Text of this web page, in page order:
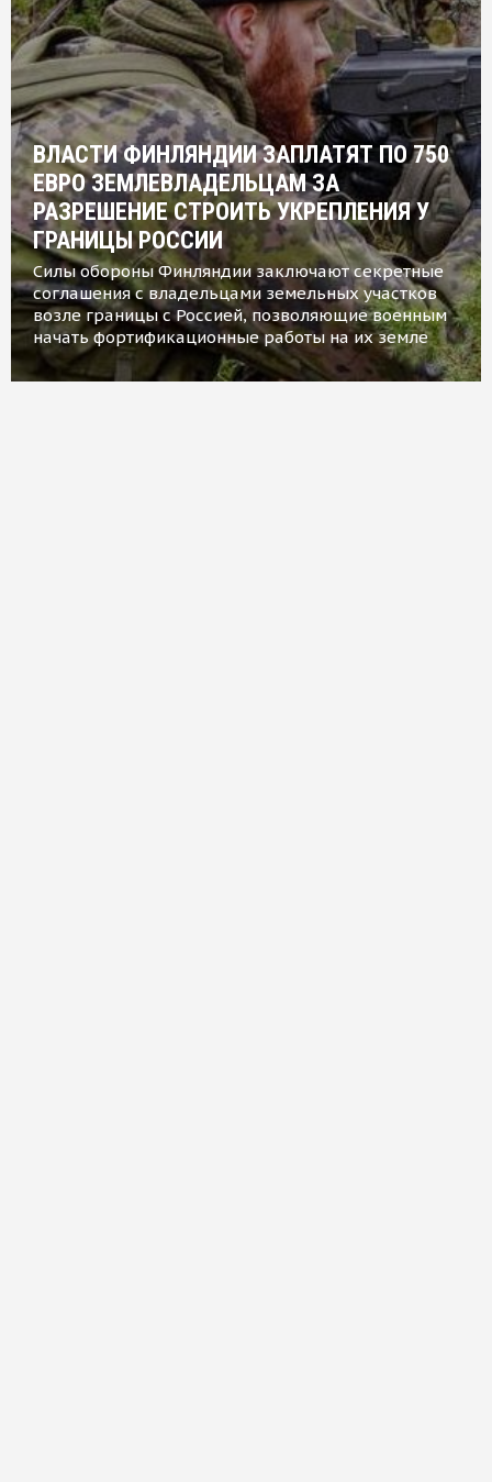
ВЛАСТИ ФИНЛЯНДИИ ЗАПЛАТЯТ ПО 750
ЕВРО ЗЕМЛЕВЛАДЕЛЬЦАМ ЗА
РАЗРЕШЕНИЕ СТРОИТЬ УКРЕПЛЕНИЯ У
ГРАНИЦЫ РОССИИ
Силы обороны Финляндии заключают секретные
соглашения с владельцами земельных участков
возле границы с Россией, позволяющие военным
начать фортификационные работы на их земле